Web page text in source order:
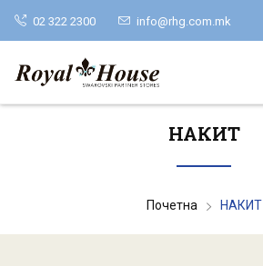
02 322 2300 info@rhg.com.mk
НАКИТ
Почетна НАКИТ